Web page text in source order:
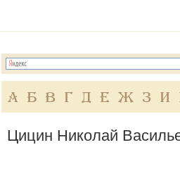
А Б В Г Д Е Ж З И
Цицин Николай